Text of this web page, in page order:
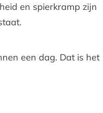
en spierkramp zijn
een dag. Dat is het